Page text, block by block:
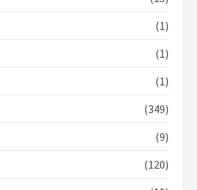
(1)
(1)
(1)
(349)
(9)
(120)